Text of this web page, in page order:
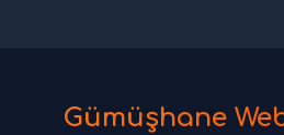
Gümüşhane